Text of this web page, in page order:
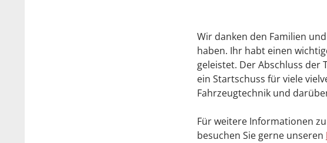
Wir danken den Familien
haben. Ihr habt einen
geleistet. Der Abschluss der
ein Startschuss für viele
Fahrzeugtechnik und
Für weitere Informationen
besuchen Sie gerne unseren